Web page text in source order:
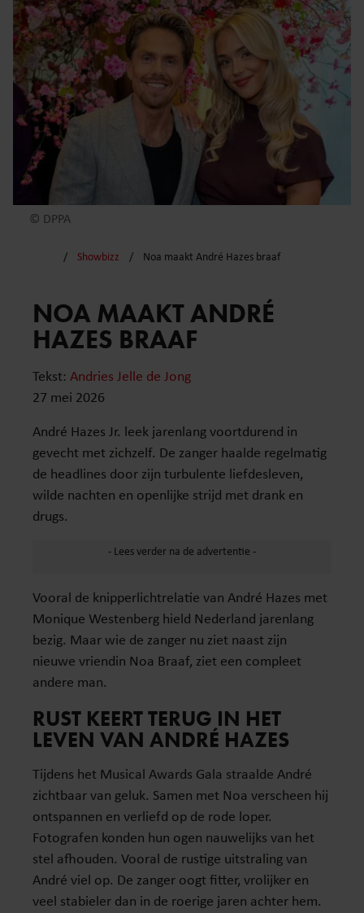
© DPPA
Showbizz Noa maakt André Hazes braaf
NOA MAAKT ANDRÉ
HAZES BRAAF
Tekst: Andries Jelle de Jong
27 mei 2026
André Hazes Jr. leek jarenlang voortdurend in
gevecht met zichzelf. De zanger haalde regelmatig
de headlines door zijn turbulente liefdesleven,
wilde nachten en openlijke strijd met drank en
drugs.
Vooral de knipperlichtrelatie van André Hazes met
Monique Westenberg hield Nederland jarenlang
bezig. Maar wie de zanger nu ziet naast zijn
nieuwe vriendin Noa Braaf, ziet een compleet
andere man.
RUST KEERT TERUG IN HET
LEVEN VAN ANDRÉ HAZES
Tijdens het Musical Awards Gala straalde André
zichtbaar van geluk. Samen met Noa verscheen hij
ontspannen en verliefd op de rode loper.
Fotografen konden hun ogen nauwelijks van het
stel afhouden. Vooral de rustige uitstraling van
André viel op. De zanger oogt fitter, vrolijker en
veel stabieler dan in de roerige jaren achter hem.